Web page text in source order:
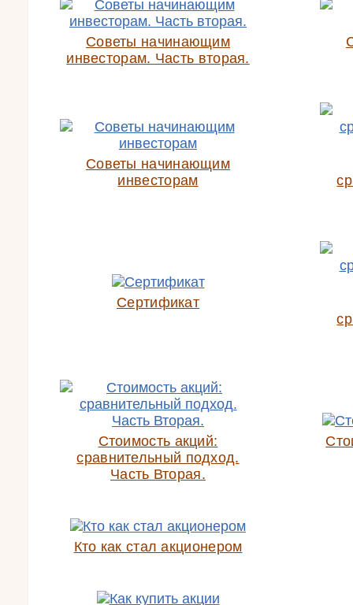
Советы начинающим
инвесторам. Часть вторая.
Советы начинающим
инвесторам
Сертификат
Стоимость акций:
сравнительный подход.
Часть Вторая.
Кто как стал акционером